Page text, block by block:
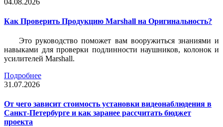
Как Проверить Продукцию Marshall на Оригинальность?
Это руководство поможет вам вооружиться знаниями и
навыками для проверки подлинности наушников, колонок и
усилителей Marshall.
Подробнее
31.07.2026
От чего зависит стоимость установки видеонаблюдения в
Санкт-Петербурге и как заранее рассчитать бюджет
проекта